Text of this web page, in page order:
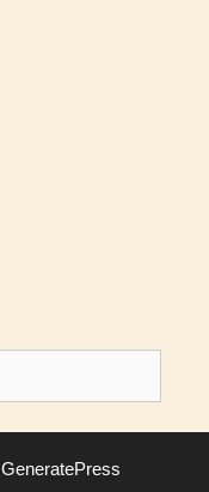
GeneratePress